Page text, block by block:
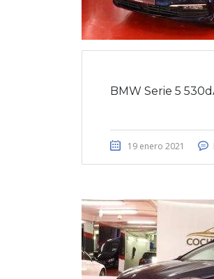
BMW Serie 5
19 enero 2021